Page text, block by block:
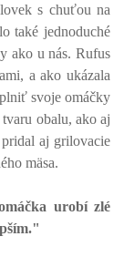
s chuťou na
také jednoduché
ako u nás. Rufus
a ako ukázala
svoje omáčky
obalu, ako aj
aj grilovacie
mäsa.
urobí zlé